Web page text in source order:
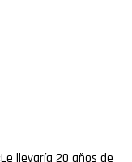
llevaría 20 años de